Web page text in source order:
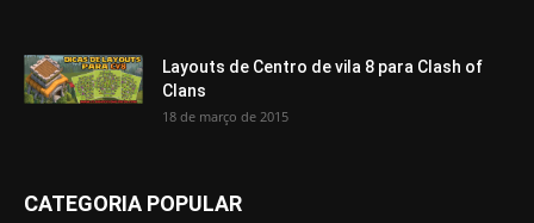
Layouts de Centro de vila 8 para Clash of
Clans
18 de março de 2015
CATEGORIA POPULAR